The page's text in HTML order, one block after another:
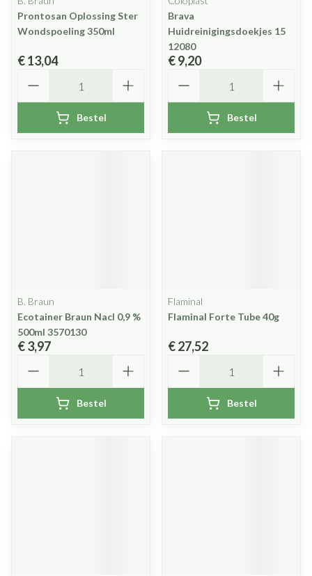
Prontosan Oplossing Ster
Wondspoeling 350ml
€ 13,04
Bestel
Brava
Huidreinigingsdoekjes 15
12080
€ 9,20
Bestel
B. Braun
Ecotainer Braun Nacl 0,9 %
500ml 3570130
€ 3,97
Bestel
Flaminal
Flaminal Forte Tube 40g
€ 27,52
Bestel